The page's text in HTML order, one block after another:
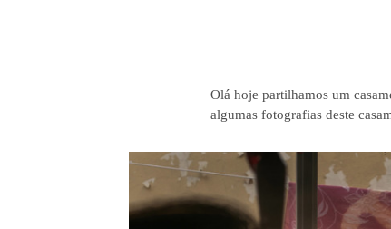
Olá hoje partilhamos um
algumas fotografias deste